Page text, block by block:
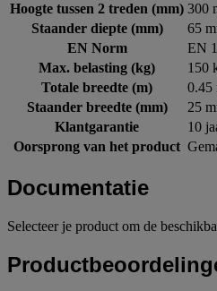
Hoogte tussen 2 treden (mm) 300
Staander diepte (mm)
65
EN Norm
EN
Max. belasting (kg)
150
Totale breedte (m)
0.45
Staander breedte (mm)
25
Klantgarantie
10
Oorsprong van het product
Documentatie
Selecteer je product om de